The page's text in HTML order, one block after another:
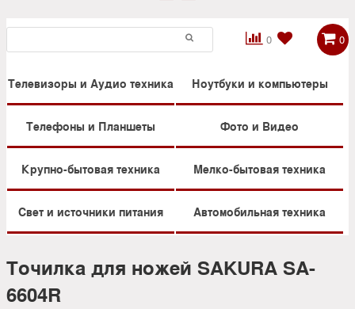
0

 0
Телевизоры и Аудио техника Ноутбуки и компьютеры
Телефоны и Планшеты Фото и Видео
Крупно-бытовая техника Мелко-бытовая техника
Свет и источники питания Автомобильная техника
Точилка для ножей SAKURA SA-
6604R